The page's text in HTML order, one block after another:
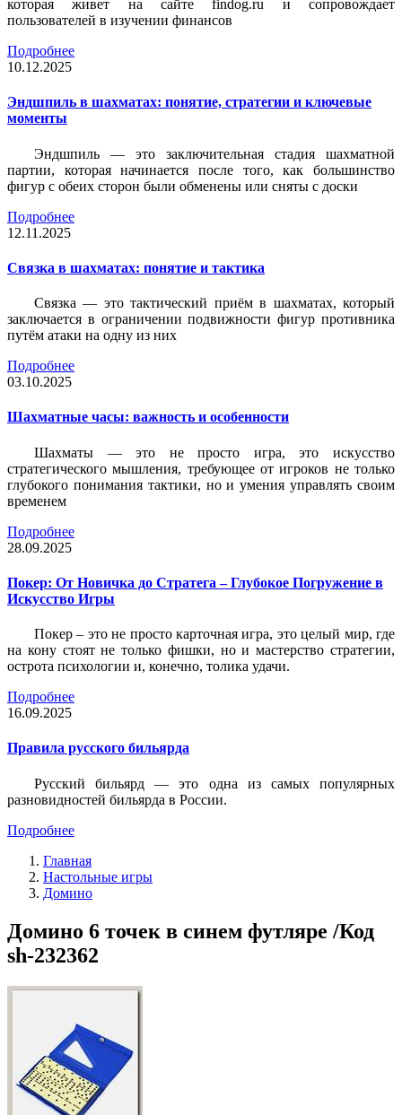
которая живет на сайте findog.ru и сопровождает
пользователей в изучении финансов
Подробнее
10.12.2025
Эндшпиль в шахматах: понятие, стратегии и ключевые
моменты
Эндшпиль — это заключительная стадия шахматной
партии, которая начинается после того, как большинство
фигур с обеих сторон были обменены или сняты с доски
Подробнее
12.11.2025
Связка в шахматах: понятие и тактика
Связка — это тактический приём в шахматах, который
заключается в ограничении подвижности фигур противника
путём атаки на одну из них
Подробнее
03.10.2025
Шахматные часы: важность и особенности
Шахматы — это не просто игра, это искусство
стратегического мышления, требующее от игроков не только
глубокого понимания тактики, но и умения управлять своим
временем
Подробнее
28.09.2025
Покер: От Новичка до Стратега – Глубокое Погружение в
Искусство Игры
Покер – это не просто карточная игра, это целый мир, где
на кону стоят не только фишки, но и мастерство стратегии,
острота психологии и, конечно, толика удачи.
Подробнее
16.09.2025
Правила русского бильярда
Русский бильярд — это одна из самых популярных
разновидностей бильярда в России.
Подробнее
Главная
Настольные игры
Домино
Домино 6 точек в синем футляре /Код
sh-232362